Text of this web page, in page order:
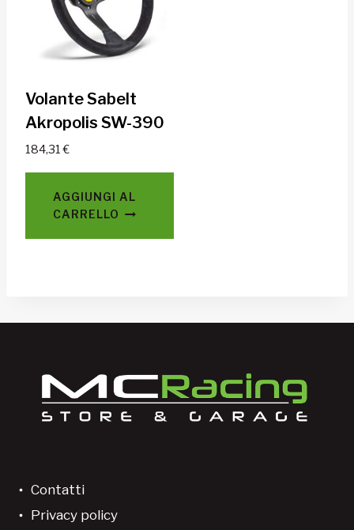
Volante Sabelt
Akropolis SW-390
184,31€
AGGIUNGI AL
CARRELLO
Contatti
Privacy policy